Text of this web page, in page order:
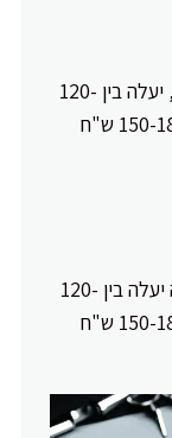
מחיר הליקס בפה, עם העגיל כולל משחה, יעלה בין 120-
150 ש"ח עבור עגיל סרג'יקל סטיל ובין 150-180 ש"ח
מחיר הליקס בשפתיים עם העגיל והמשחה יעלה בין 120-
150 ש"ח עבור עגיל סרג'יקל סטיל ובין 150-180 ש"ח